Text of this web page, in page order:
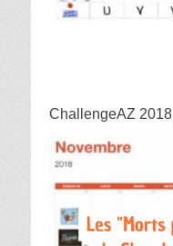
ChallengeAZ 2018